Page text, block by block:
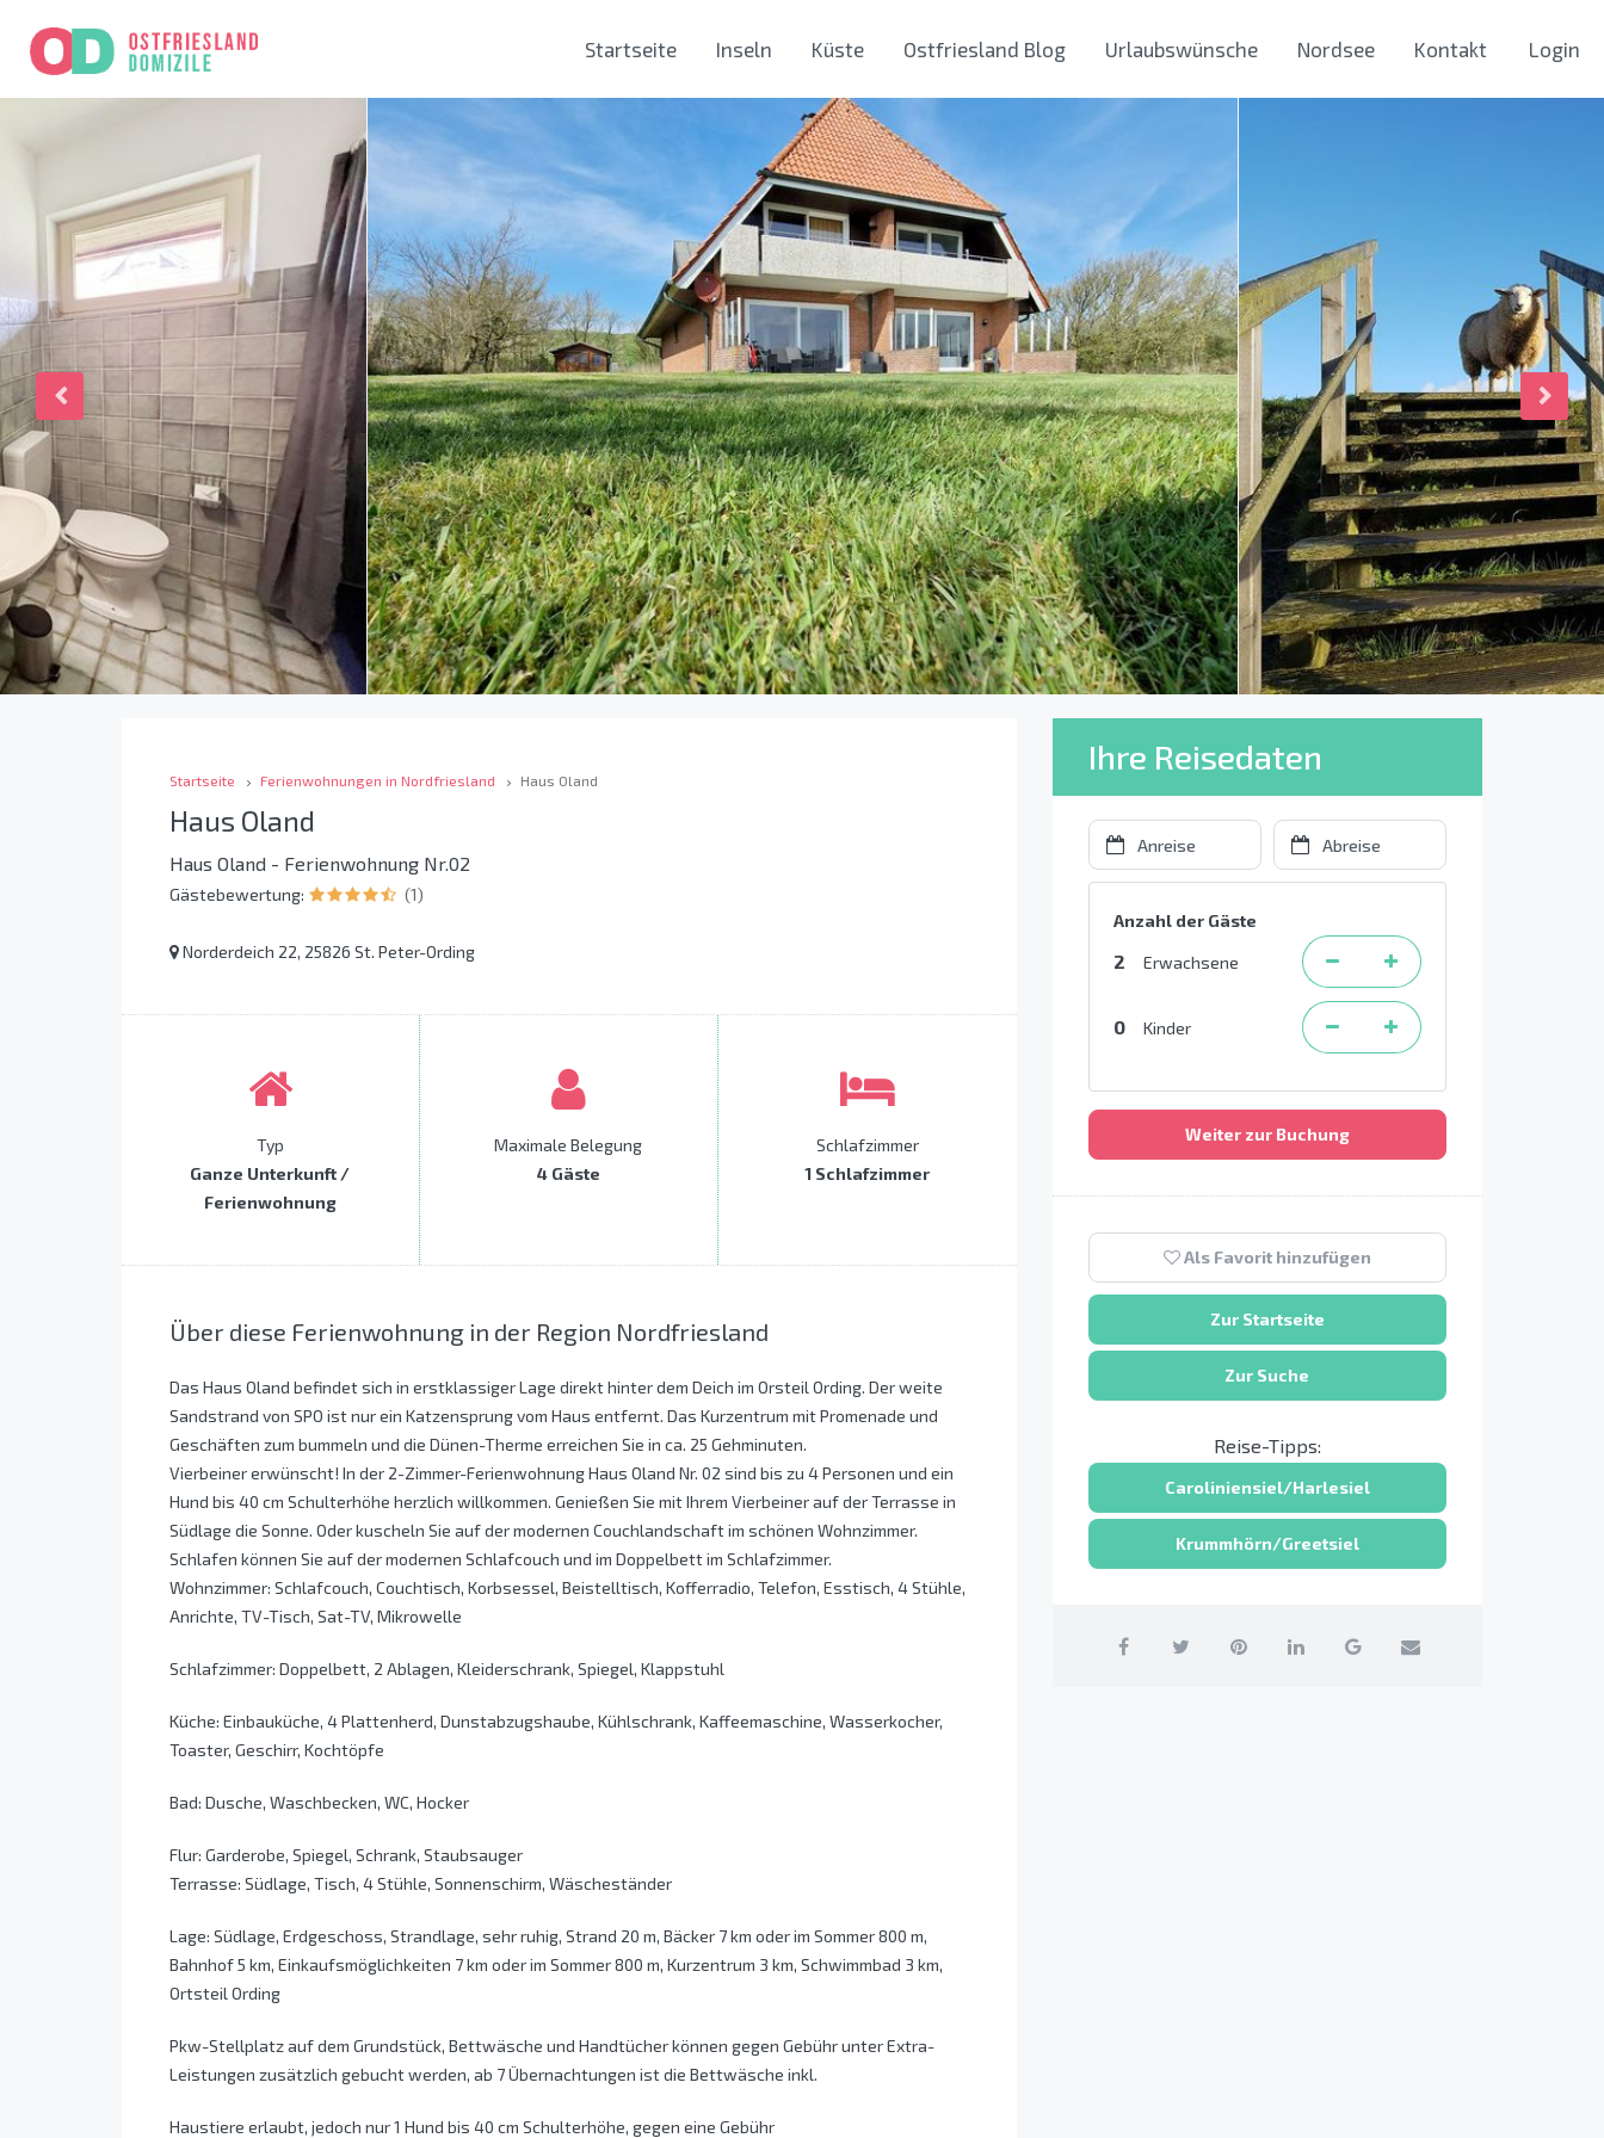
Startseite Inseln Küste Ostfriesland Blog Urlaubswünsche Nordsee Kontakt Login
Startseite Ferienwohnungen in Nordfriesland Haus Oland
Haus Oland
Haus Oland - Ferienwohnung Nr.02
Gästebewertung: (1)
Norderdeich 22, 25826 St. Peter-Ording
Typ
Ganze Unterkunft /
Ferienwohnung
Maximale Belegung
4 Gäste
Schlafzimmer
1 Schlafzimmer
Über diese Ferienwohnung in der Region Nordfriesland
Das Haus Oland befindet sich in erstklassiger Lage direkt hinter dem Deich im Orsteil Ording. Der weite
Sandstrand von SPO ist nur ein Katzensprung vom Haus entfernt. Das Kurzentrum mit Promenade und
Geschäften zum bummeln und die Dünen-Therme erreichen Sie in ca. 25 Gehminuten.
Vierbeiner erwünscht! In der 2-Zimmer-Ferienwohnung Haus Oland Nr. 02 sind bis zu 4 Personen und ein
Hund bis 40 cm Schulterhöhe herzlich willkommen. Genießen Sie mit Ihrem Vierbeiner auf der Terrasse in
Südlage die Sonne. Oder kuscheln Sie auf der modernen Couchlandschaft im schönen Wohnzimmer.
Schlafen können Sie auf der modernen Schlafcouch und im Doppelbett im Schlafzimmer.
Wohnzimmer: Schlafcouch, Couchtisch, Korbsessel, Beistelltisch, Kofferradio, Telefon, Esstisch, 4 Stühle,
Anrichte, TV-Tisch, Sat-TV, Mikrowelle
Schlafzimmer: Doppelbett, 2 Ablagen, Kleiderschrank, Spiegel, Klappstuhl
Küche: Einbauküche, 4 Plattenherd, Dunstabzugshaube, Kühlschrank, Kaffeemaschine, Wasserkocher,
Toaster, Geschirr, Kochtöpfe
Bad: Dusche, Waschbecken, WC, Hocker
Flur: Garderobe, Spiegel, Schrank, Staubsauger
Terrasse: Südlage, Tisch, 4 Stühle, Sonnenschirm, Wäscheständer
Lage: Südlage, Erdgeschoss, Strandlage, sehr ruhig, Strand 20 m, Bäcker 7 km oder im Sommer 800 m,
Bahnhof 5 km, Einkaufsmöglichkeiten 7 km oder im Sommer 800 m, Kurzentrum 3 km, Schwimmbad 3 km,
Ortsteil Ording
Pkw-Stellplatz auf dem Grundstück, Bettwäsche und Handtücher können gegen Gebühr unter Extra-
Leistungen zusätzlich gebucht werden, ab 7 Übernachtungen ist die Bettwäsche inkl.
Haustiere erlaubt, jedoch nur 1 Hund bis 40 cm Schulterhöhe, gegen eine Gebühr
Ihre Reisedaten
Anzahl der Gäste
2 Erwachsene
0 Kinder
Weiter zur Buchung
Als Favorit hinzufügen
Zur Startseite
Zur Suche
Reise-Tipps:
Caroliniensiel/Harlesiel
Krummhörn/Greetsiel